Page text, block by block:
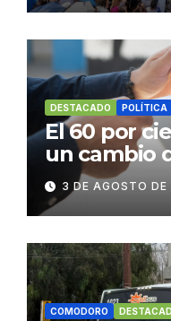
DESTACADO POLÍTICA
El 60 por
un cambio
3 DE AGOSTO
COMODORO